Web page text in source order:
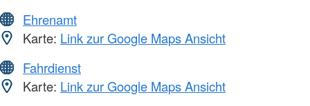
Ehrenamt
Karte: Link zur Google Maps Ansicht
Fahrdienst
Karte: Link zur Google Maps Ansicht